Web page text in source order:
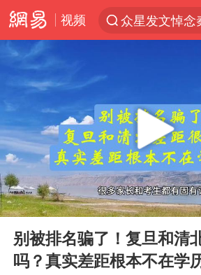
视频
众星发文悼念
费大厨不自称
“还不如不放假
Play
00:00
别被排名骗了！复旦和清
吗？真实差距根本不在学